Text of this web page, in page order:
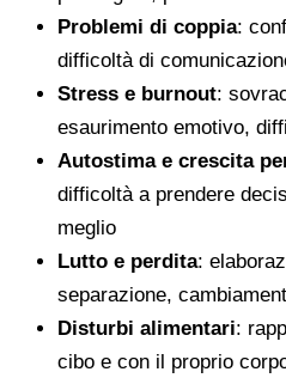
Problemi di coppia:
difficoltà di
Stress e burnout:
esaurimento emotivo,
Autostima e crescita
difficoltà a prendere
meglio
Lutto e perdita:
separazione,
Disturbi alimentari:
cibo e con il proprio